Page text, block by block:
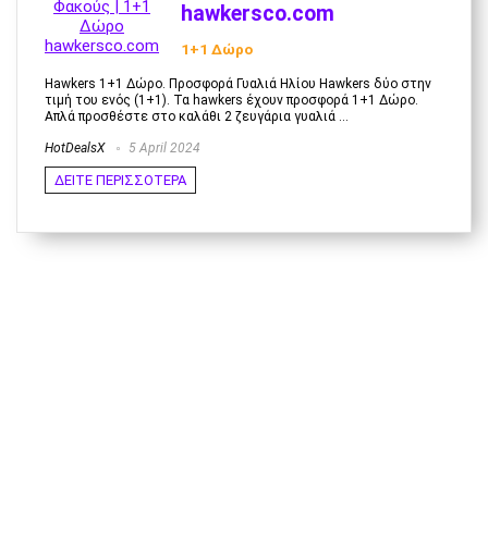
hawkersco.com
1+1 Δώρο
Hawkers 1+1 Δώρο. Προσφορά Γυαλιά Ηλίου Hawkers δύο στην
τιμή του ενός (1+1). Τα hawkers έχουν προσφορά 1+1 Δώρο.
Απλά προσθέστε στο καλάθι 2 ζευγάρια γυαλιά ...
HotDealsX 5 April 2024
ΔΕΙΤΕ ΠΕΡΙΣΣΟΤΕΡΑ